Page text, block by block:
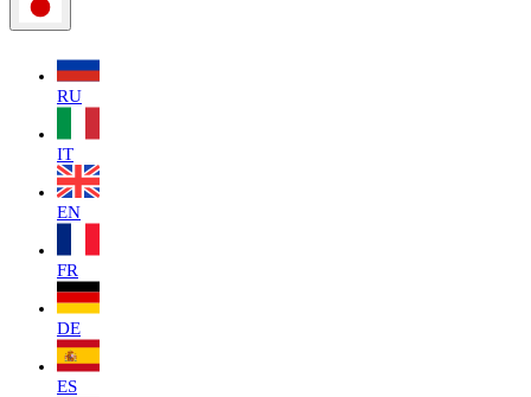
RU
IT
EN
FR
DE
ES